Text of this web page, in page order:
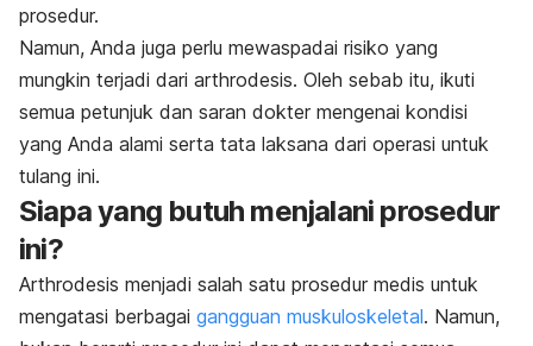
prosedur.
Namun, Anda juga perlu mewaspadai risiko yang
mungkin terjadi dari arthrodesis. Oleh sebab itu, ikuti
semua petunjuk dan saran dokter mengenai kondisi
yang Anda alami serta tata laksana dari operasi untuk
tulang ini.
Siapa yang butuh menjalani prosedur
ini?
Arthrodesis menjadi salah satu prosedur medis untuk
mengatasi berbagai gangguan muskuloskeletal. Namun,